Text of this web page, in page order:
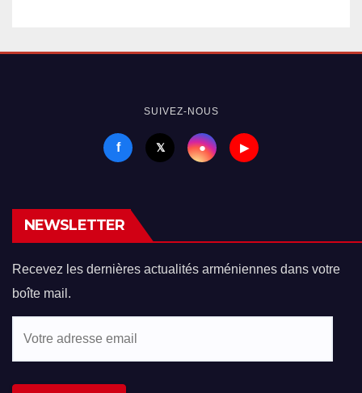
SUIVEZ-NOUS
f 𝕏 ● ▶
NEWSLETTER
Recevez les dernières actualités arméniennes dans votre
boîte mail.